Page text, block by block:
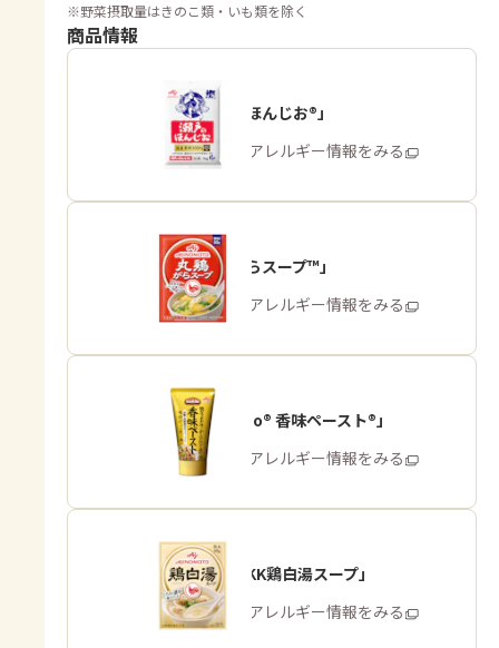
※野菜摂取量はきのこ類・いも類を除く
商品情報
「瀬戸のほんじお®」
商品・アレルギー情報をみる
「丸鶏がらスープ™」
商品・アレルギー情報をみる
「Cook Do® 香味ペースト®」
商品・アレルギー情報をみる
「味の素KK鶏白湯スープ」
商品・アレルギー情報をみる